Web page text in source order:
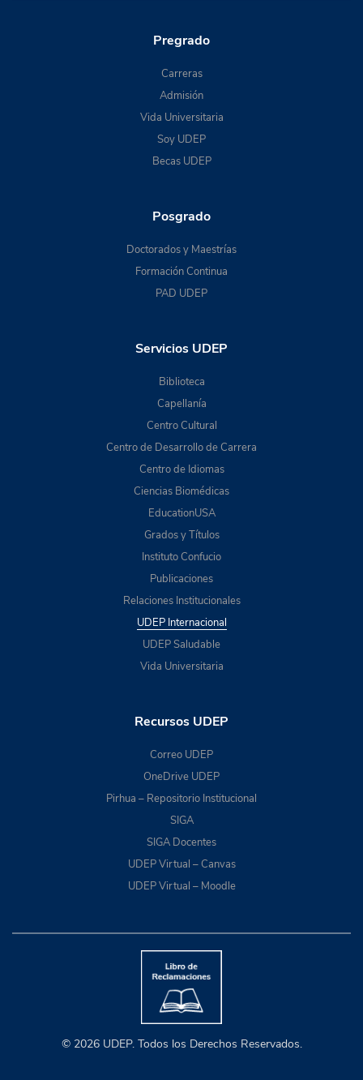
Pregrado
Carreras
Admisión
Vida Universitaria
Soy UDEP
Becas UDEP
Posgrado
Doctorados y Maestrías
Formación Continua
PAD UDEP
Servicios UDEP
Biblioteca
Capellanía
Centro Cultural
Centro de Desarrollo de Carrera
Centro de Idiomas
Ciencias Biomédicas
EducationUSA
Grados y Títulos
Instituto Confucio
Publicaciones
Relaciones Institucionales
UDEP Internacional
UDEP Saludable
Vida Universitaria
Recursos UDEP
Correo UDEP
OneDrive UDEP
Pirhua – Repositorio Institucional
SIGA
SIGA Docentes
UDEP Virtual – Canvas
UDEP Virtual – Moodle
© 2026 UDEP. Todos los Derechos Reservados.